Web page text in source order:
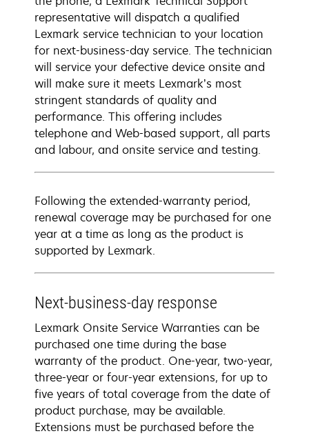
representative will dispatch a qualified
Lexmark service technician to your location
for next-business-day service. The technician
will service your defective device onsite and
will make sure it meets Lexmark’s most
stringent standards of quality and
performance. This offering includes
telephone and Web-based support, all parts
and labour, and onsite service and testing.
Following the extended-warranty period,
renewal coverage may be purchased for one
year at a time as long as the product is
supported by Lexmark.
Next-business-day response
Lexmark Onsite Service Warranties can be
purchased one time during the base
warranty of the product. One-year, two-year,
three-year or four-year extensions, for up to
five years of total coverage from the date of
product purchase, may be available.
Extensions must be purchased before the